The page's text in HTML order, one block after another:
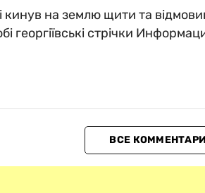
кинув на землю щити та
георгіївські стрічки
ВСЕ